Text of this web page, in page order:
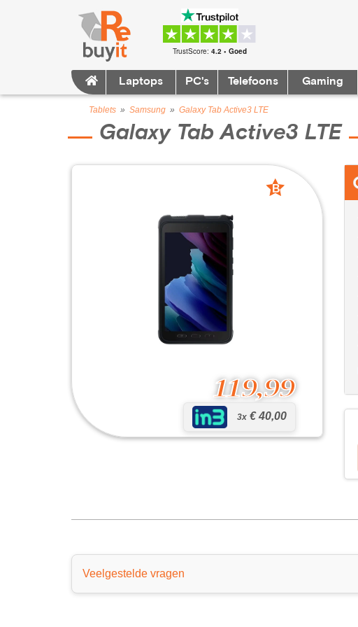
TrustScore: 4.2 • Goed
Laptops PC's Telefoons Gaming
Tablets » Samsung » Galaxy Tab Active3 LTE
Galaxy Tab Active3 LTE
119,99
3x € 40,00
B
Veelgestelde vragen